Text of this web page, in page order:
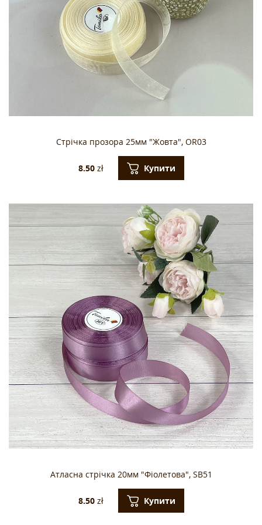
Стрічка прозора 25мм "Жовта", OR03
8.50zł Купити
Атласна стрічка 20мм "Фіолетова", SB51
8.50zł Купити